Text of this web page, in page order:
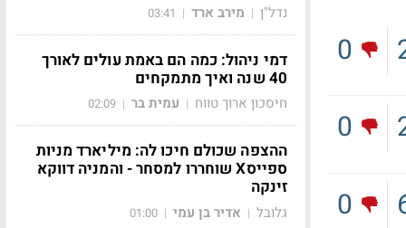
0
0
0
נדל"ן | מירב ארד |
03:41
דמי ניהול: כמה הם באמת עולים לאורך
40 שנה ואיך מתמקחים
חיסכון ארוך טווח | עמית בר |
02:09
ההצפה שכולם חיכו לה: מיליארד מניות
ספייסX שוחררו למסחר - והמניה דווקא
זינקה
גלובל | אדיר בן עמי |
01:00